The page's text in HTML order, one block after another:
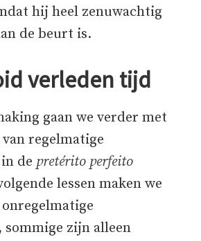
hij heel zenuwachtig
de beurt is.
verleden tijd
gaan we verder met
regelmatige
de pretérito perfeito
lessen maken we
zijn alleen